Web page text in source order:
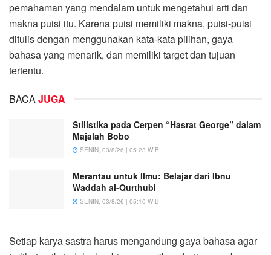
pemahaman yang mendalam untuk mengetahui arti dan
makna puisi itu. Karena puisi memiliki makna, puisi-puisi
ditulis dengan menggunakan kata-kata pilihan, gaya
bahasa yang menarik, dan memiliki target dan tujuan
tertentu.
BACAJUGA
Stilistika pada Cerpen “Hasrat George” dalam
Majalah Bobo
SENIN, 03/8/26 | 05:23 WIB
Merantau untuk Ilmu: Belajar dari Ibnu
Waddah al-Qurthubi
SENIN, 03/8/26 | 05:10 WIB
Setiap karya sastra harus mengandung gaya bahasa agar